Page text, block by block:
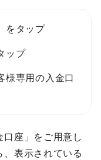
をタップ
ップ
様専用の入金口
座」をご用意し
表示されている